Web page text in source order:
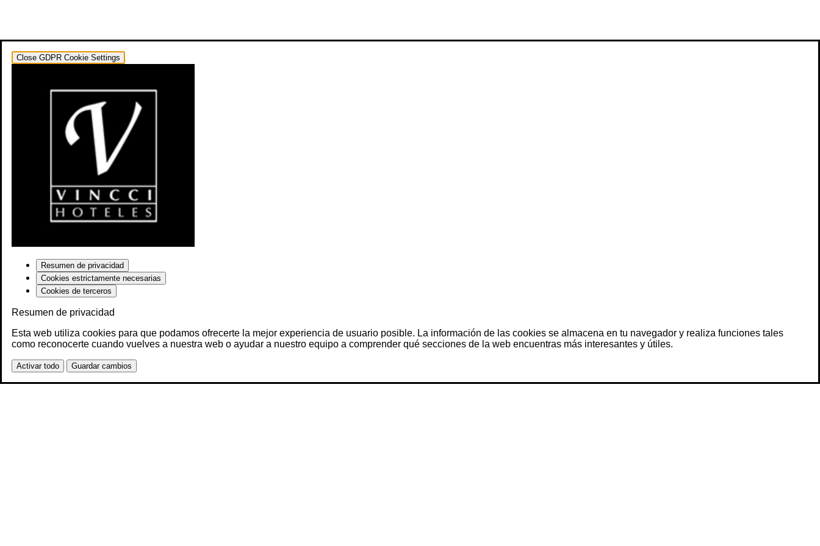
Close GDPR Cookie Settings
Resumen de privacidad
Cookies estrictamente necesarias
Cookies de terceros
Resumen de privacidad
Esta web utiliza cookies para que podamos ofrecerte la mejor experiencia de usuario posible. La información de las cookies se almacena en tu navegador y realiza funciones tales
como reconocerte cuando vuelves a nuestra web o ayudar a nuestro equipo a comprender qué secciones de la web encuentras más interesantes y útiles.
Activar todo Guardar cambios